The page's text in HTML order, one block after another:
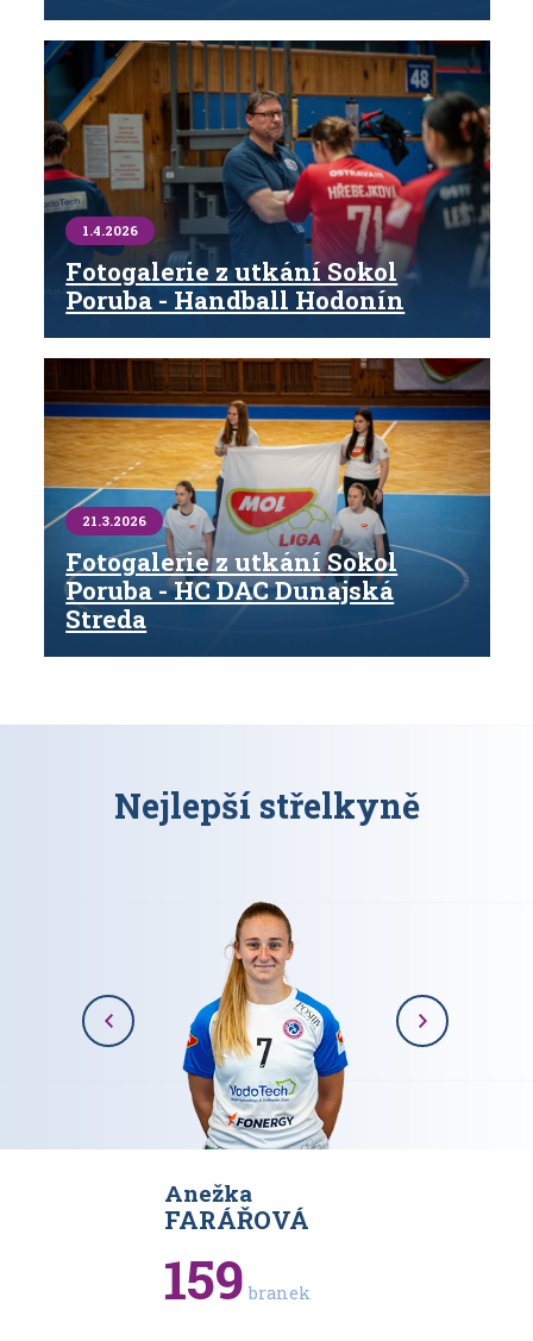
1.4.2026
Fotogalerie z utkání Sokol
Poruba - Handball Hodonín
21.3.2026
Fotogalerie z utkání Sokol
Poruba - HC DAC Dunajská
Streda
Nejlepší střelkyně
Anežka
FARÁŘOVÁ
159 branek